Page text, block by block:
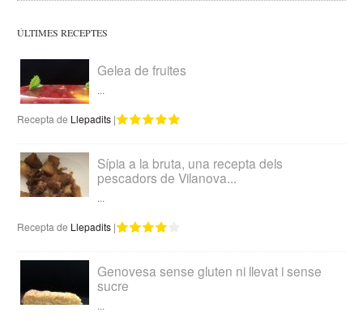
ÚLTIMES RECEPTES
Gelea de fruites
...
Recepta de Llepadits |
Sípia a la bruta, una recepta dels
pescadors de Vilanova...
...
Recepta de Llepadits |
Genovesa sense gluten ni llevat i sense
sucre
...